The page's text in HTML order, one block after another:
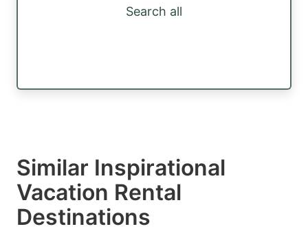
Search all
Similar Inspirational
Vacation Rental
Destinations